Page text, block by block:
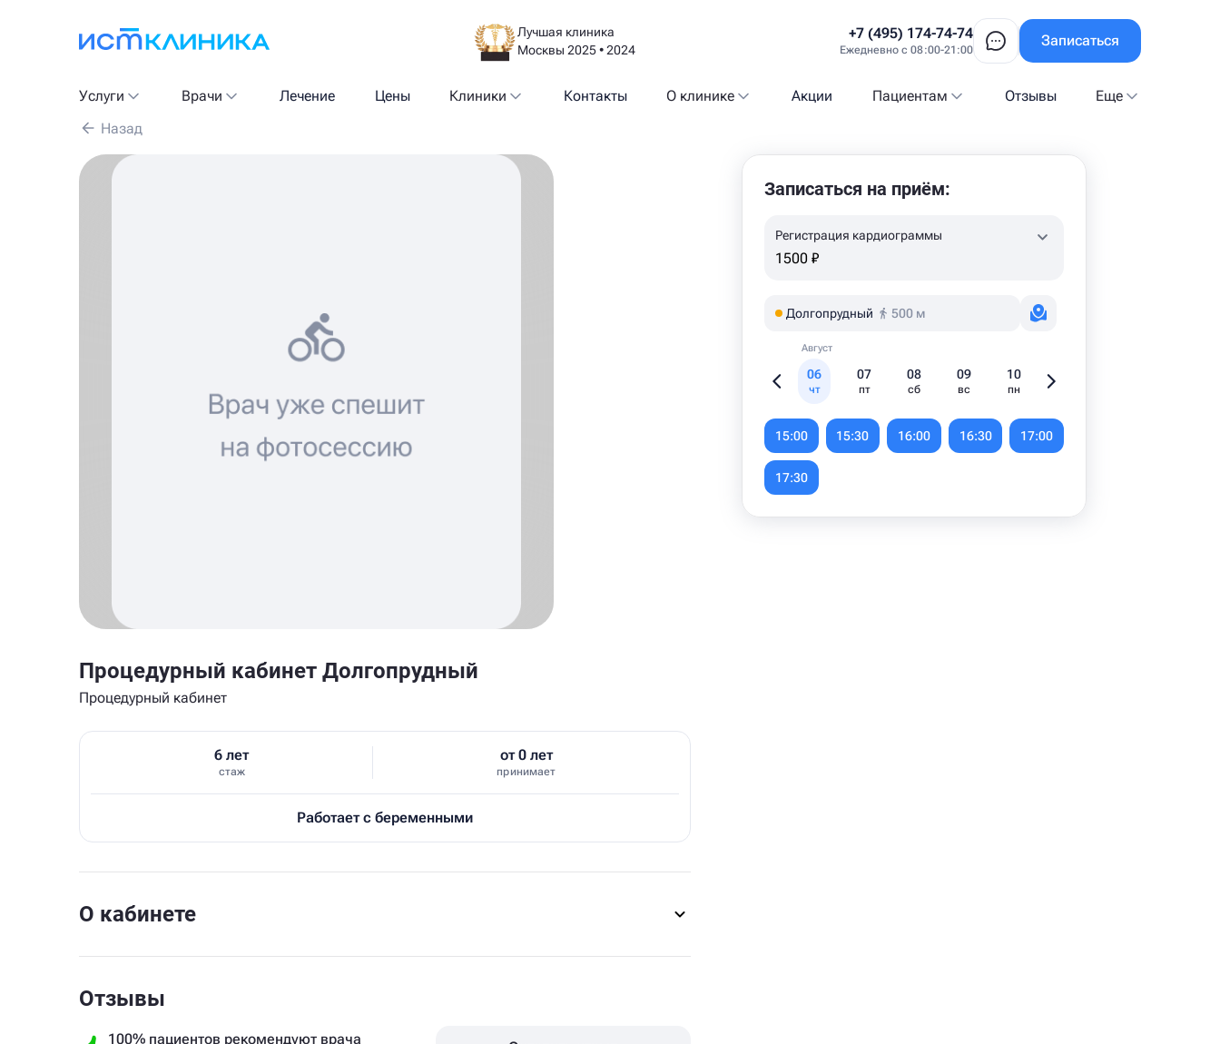
Лучшая клиника
Москвы 2025 • 2024
+7 (495) 174-74-74
Ежедневно с 08:00-21:00
Записаться
Услуги Врачи Лечение Цены Клиники Контакты О клинике Акции Пациентам Отзывы
Еще
Назад
Процедурный кабинет Долгопрудный
Процедурный кабинет
6 лет
стаж
от 0 лет
принимает
Работает с беременными
О кабинете
Отзывы
100% пациентов рекомендуют врача
Записаться на приём:
Регистрация кардиограммы
1500 ₽
Долгопрудный 500 м
Август
06
чт
07
пт
08
сб
09
вс
10
пн
of
15:00 15:30 16:00 16:30 17:00
17:30